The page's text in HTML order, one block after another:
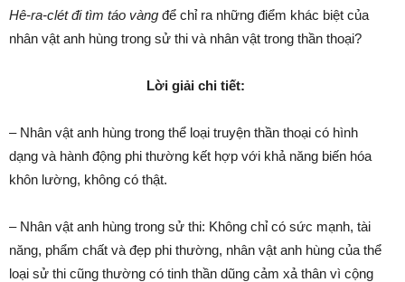
Hê-ra-clét đi tìm táo vàng để chỉ ra những điểm khác biệt của
nhân vật anh hùng trong sử thi và nhân vật trong thần thoại?
Lời giải chi tiết:
– Nhân vật anh hùng trong thể loại truyện thần thoại có hình
dạng và hành động phi thường kết hợp với khả năng biến hóa
khôn lường, không có thật.
– Nhân vật anh hùng trong sử thi: Không chỉ có sức mạnh, tài
năng, phẩm chất và đẹp phi thường, nhân vật anh hùng của thể
loại sử thi cũng thường có tinh thần dũng cảm xả thân vì cộng